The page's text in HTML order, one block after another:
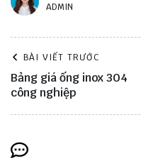
ADMIN
BÀI VIẾT TRƯỚC
Bảng giá ống inox 304
công nghiệp